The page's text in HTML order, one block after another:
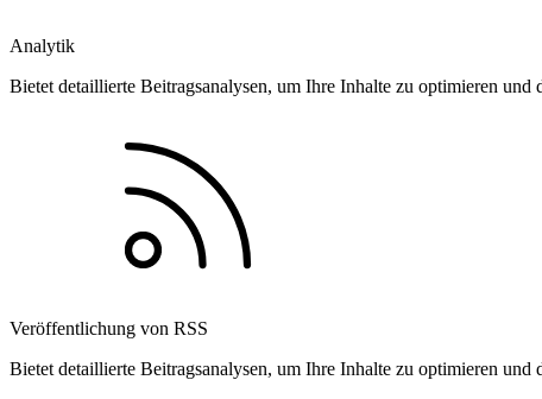
Analytik
Bietet detaillierte Beitragsanalysen, um Ihre Inhalte zu optimieren und
Veröffentlichung von RSS
Bietet detaillierte Beitragsanalysen, um Ihre Inhalte zu optimieren und